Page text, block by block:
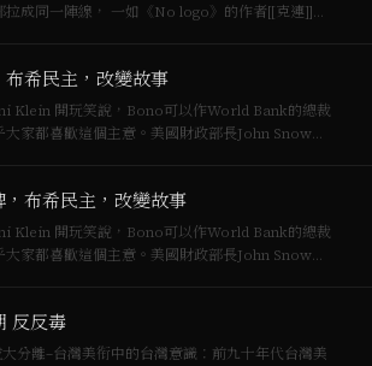
拉成同一陣線， 一如《No logo》的作者[[克連]]
布希民主，改變故事
Klein 開玩笑說，Bono可以作World Bank的總裁
大家都喜歡這個主意。美國財政部長John Snow最
，布希民主，改變故事
Klein 開玩笑說，Bono可以作World Bank的總裁
大家都喜歡這個主意。美國財政部長John Snow最
反反毒
分離–台灣美衔中的台灣意識：前九十年代台灣美